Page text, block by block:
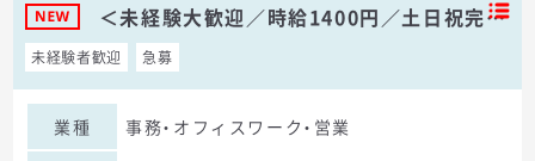
＜未経験大歓迎／時給1400円／土日祝完…
未経験者歓迎 急募
業種
事務・オフィスワーク・営業